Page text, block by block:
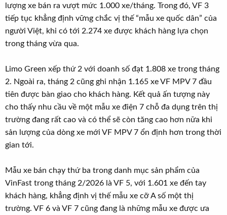
lượng xe bán ra vượt mức 1.000 xe/tháng. Trong đó, VF 3
tiếp tục khẳng định vững chắc vị thế “mẫu xe quốc dân” của
người Việt, khi có tới 2.274 xe được khách hàng lựa chọn
trong tháng vừa qua.
Limo Green xếp thứ 2 với doanh số đạt 1.808 xe trong tháng
2. Ngoài ra, tháng 2 cũng ghi nhận 1.165 xe VF MPV 7 đầu
tiên được bàn giao cho khách hàng. Kết quả ấn tượng này
cho thấy nhu cầu về một mẫu xe điện 7 chỗ đa dụng trên thị
trường đang rất cao và có thể sẽ còn tăng cao hơn nữa khi
sản lượng của dòng xe mới VF MPV 7 ổn định hơn trong thời
gian tới.
Mẫu xe bán chạy thứ ba trong danh mục sản phẩm của
VinFast trong tháng 2/2026 là VF 5, với 1.601 xe đến tay
khách hàng, khẳng định vị thế mẫu xe cỡ A số một thị
trường. VF 6 và VF 7 cũng đang là những mẫu xe được ưa